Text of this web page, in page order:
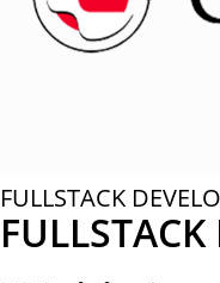
FULLSTACK